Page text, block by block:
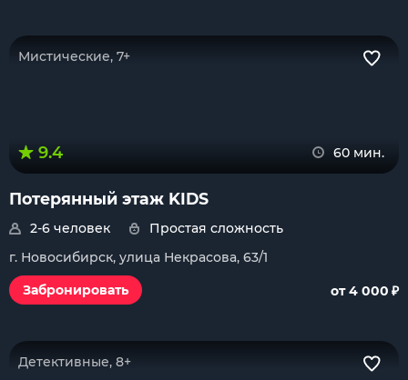
Мистические, 7+
9.4 60 мин.
Потерянный этаж KIDS
2-6 человек
Простая сложность
г. Новосибирск, улица Некрасова, 63/1
Забронировать
от 4 000 ₽
Детективные, 8+